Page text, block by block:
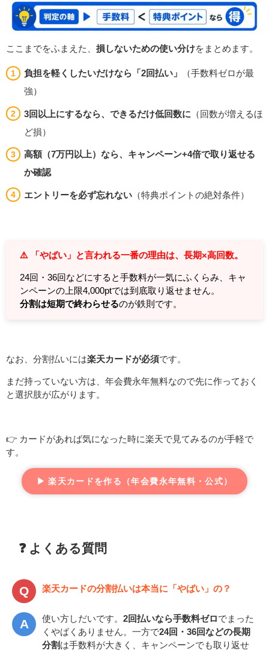
ここまでをふまえた、 損しないための使い分けをまとめます。
負担を軽くしたいだけなら「2回払い」
（手数料ゼロが最
強）
3回以上にするなら、できるだけ低回数に （回数が増えるほ
ど損）
高額（7万円以上）なら、キャンペーン+4倍で取り返せる
か確認
エントリーを必ず忘れない （特典ポイントの絶対条件）
⚠️ 「やばい」と言われる一番の理由は、長期×高回数。
24回・36回などにすると手数料が一気にふくらみ、キャ
ンペーンの上限4,000ptでは到底取り返せません。
分割は短期で終わらせるのが鉄則です。
なお、分割払いには楽天カードが必須です。
まだ持っていない方は、年会費永年無料なので先に作っておく
と選択肢が広がります。
👉 カードがあれば気になった時に楽天で見てみるのが手軽で
す。
▶ 楽天カードを作る（年会費永年無料・公式）
❓ よくある質問
楽天カードの分割払いは本当に「やばい」の？
使い方しだいです。 2回払いなら手数料ゼロ でまった
くやばくありません。一方で24回・36回などの長期
分割 は手数料が大きく、キャンペーンでも取り返せ